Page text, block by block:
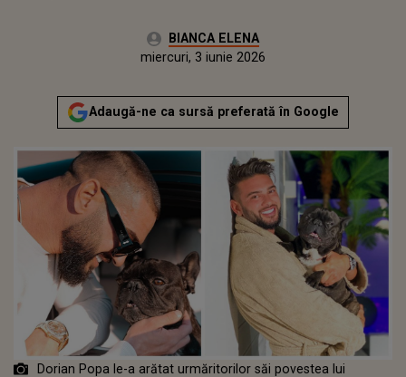
Autor:BIANCA ELENA
Actualizat:
miercuri, 3 iunie 2026
Adaugă-ne ca sursă preferată în Google
Dorian Popa le-a arătat urmăritorilor săi povestea lui